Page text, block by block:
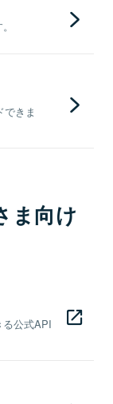
きま
ま向け
公式API